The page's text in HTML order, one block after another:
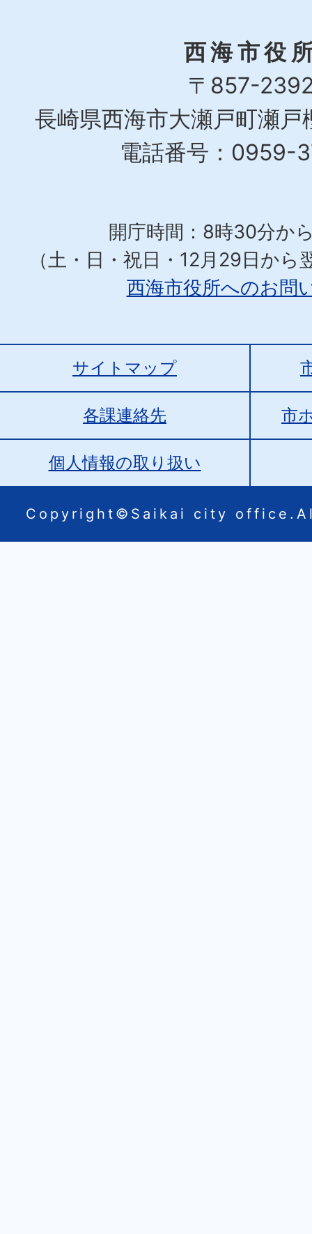
西海市役
〒857-
長崎県西海市大瀬戸町瀬
電話番号：0959-
開庁時間：8時30分か
（土・日・祝日・12月29日から
西海市役所へのお問
サイトマップ
各課連絡先 市
個人情報の取り扱い
Copyright©Saikai city